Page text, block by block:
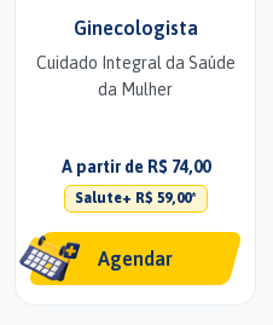
Ginecologista
Cuidado Integral da Saúde
da Mulher
A partir de R$ 74,00
Salute+ R$ 59,00*
Agendar